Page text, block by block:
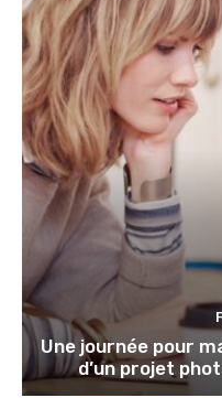
Une journée pour
d’un projet